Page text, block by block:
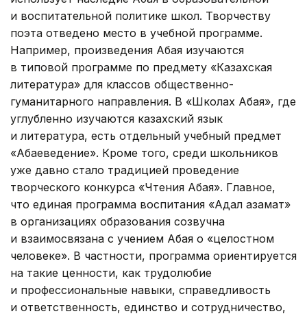
и воспитательной политике школ. Творчеству
поэта отведено место в учебной программе.
Например, произведения Абая изучаются
в типовой программе по предмету «Казахская
литература» для классов общественно-
гуманитарного направления. В «Школах Абая», где
углубленно изучаются казахский язык
и литература, есть отдельный учебный предмет
«Абаеведение». Кроме того, среди школьников
уже давно стало традицией проведение
творческого конкурса «Чтения Абая». Главное,
что единая программа воспитания «Адал азамат»
в организациях образования созвучна
и взаимосвязана с учением Абая о «целостном
человеке». В частности, программа ориентируется
на такие ценности, как трудолюбие
и профессиональные навыки, справедливость
и ответственность, единство и сотрудничество,